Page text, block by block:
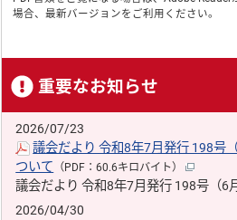
場合、最新バージョンをご利用ください。
重要なお知らせ
2026/07/23
議会だより 令和8年7月発行 198号
ついて （PDF：60.6キロバイト）
議会だより 令和8年7月発行 198号（6
2026/04/30